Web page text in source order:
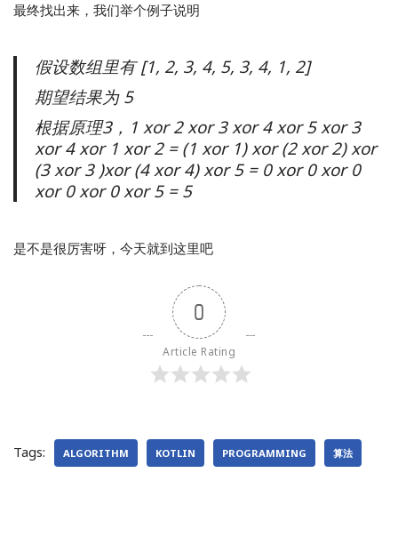
最终找出来，我们举个例子说明
假设数组里有 [1, 2, 3, 4, 5, 3, 4, 1, 2]
期望结果为 5
根据原理3，1 xor 2 xor 3 xor 4 xor 5 xor 3
xor 4 xor 1 xor 2 = (1 xor 1) xor (2 xor 2) xor
(3 xor 3 )xor (4 xor 4) xor 5 = 0 xor 0 xor 0
xor 0 xor 0 xor 5 = 5
是不是很厉害呀，今天就到这里吧
0
Article Rating
Tags: ALGORITHM KOTLIN PROGRAMMING 算法